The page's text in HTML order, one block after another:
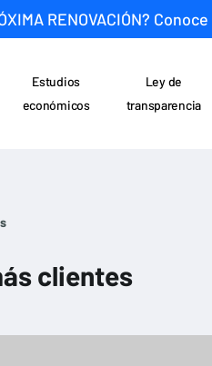
RENOVACIÓN?
Estudios
económicos
Ley de
transparencia
clientes